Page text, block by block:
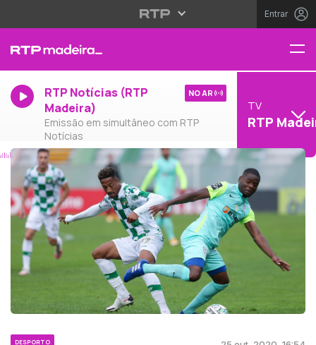
Entrar
RTP Notícias (RTP
Madeira)
Emissão em simultâneo com RTP
Notícias
NO AR
TV
RTP
DESPORTO